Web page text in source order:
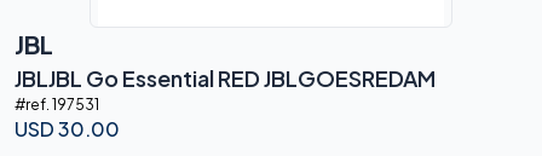
JBL
JBLJBL Go Essential RED JBLGOESREDAM
#ref. 197531
USD30.00